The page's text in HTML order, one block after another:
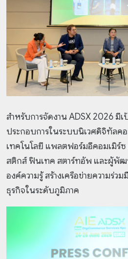
สำหรับการจัดงาน ADSX 2026 มี
ประกอบการในระบบนิเวศดิจิทัลค
เทคโนโลยี แพลตฟอร์มอีคอมเมิร์
สติกส์ ฟินเทค สตาร์ทอัพ และผู้พัฒ
องค์ความรู้ สร้างเครือข่ายความร่ว
ธุรกิจในระดับภูมิภาค